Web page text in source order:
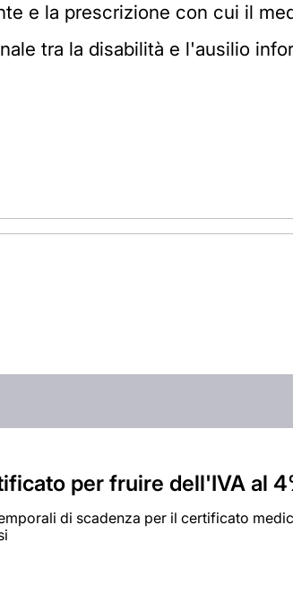
e la prescrizione con cui il
tra la disabilità e l'ausilio
per fruire dell'IVA al
di scadenza per il certificato